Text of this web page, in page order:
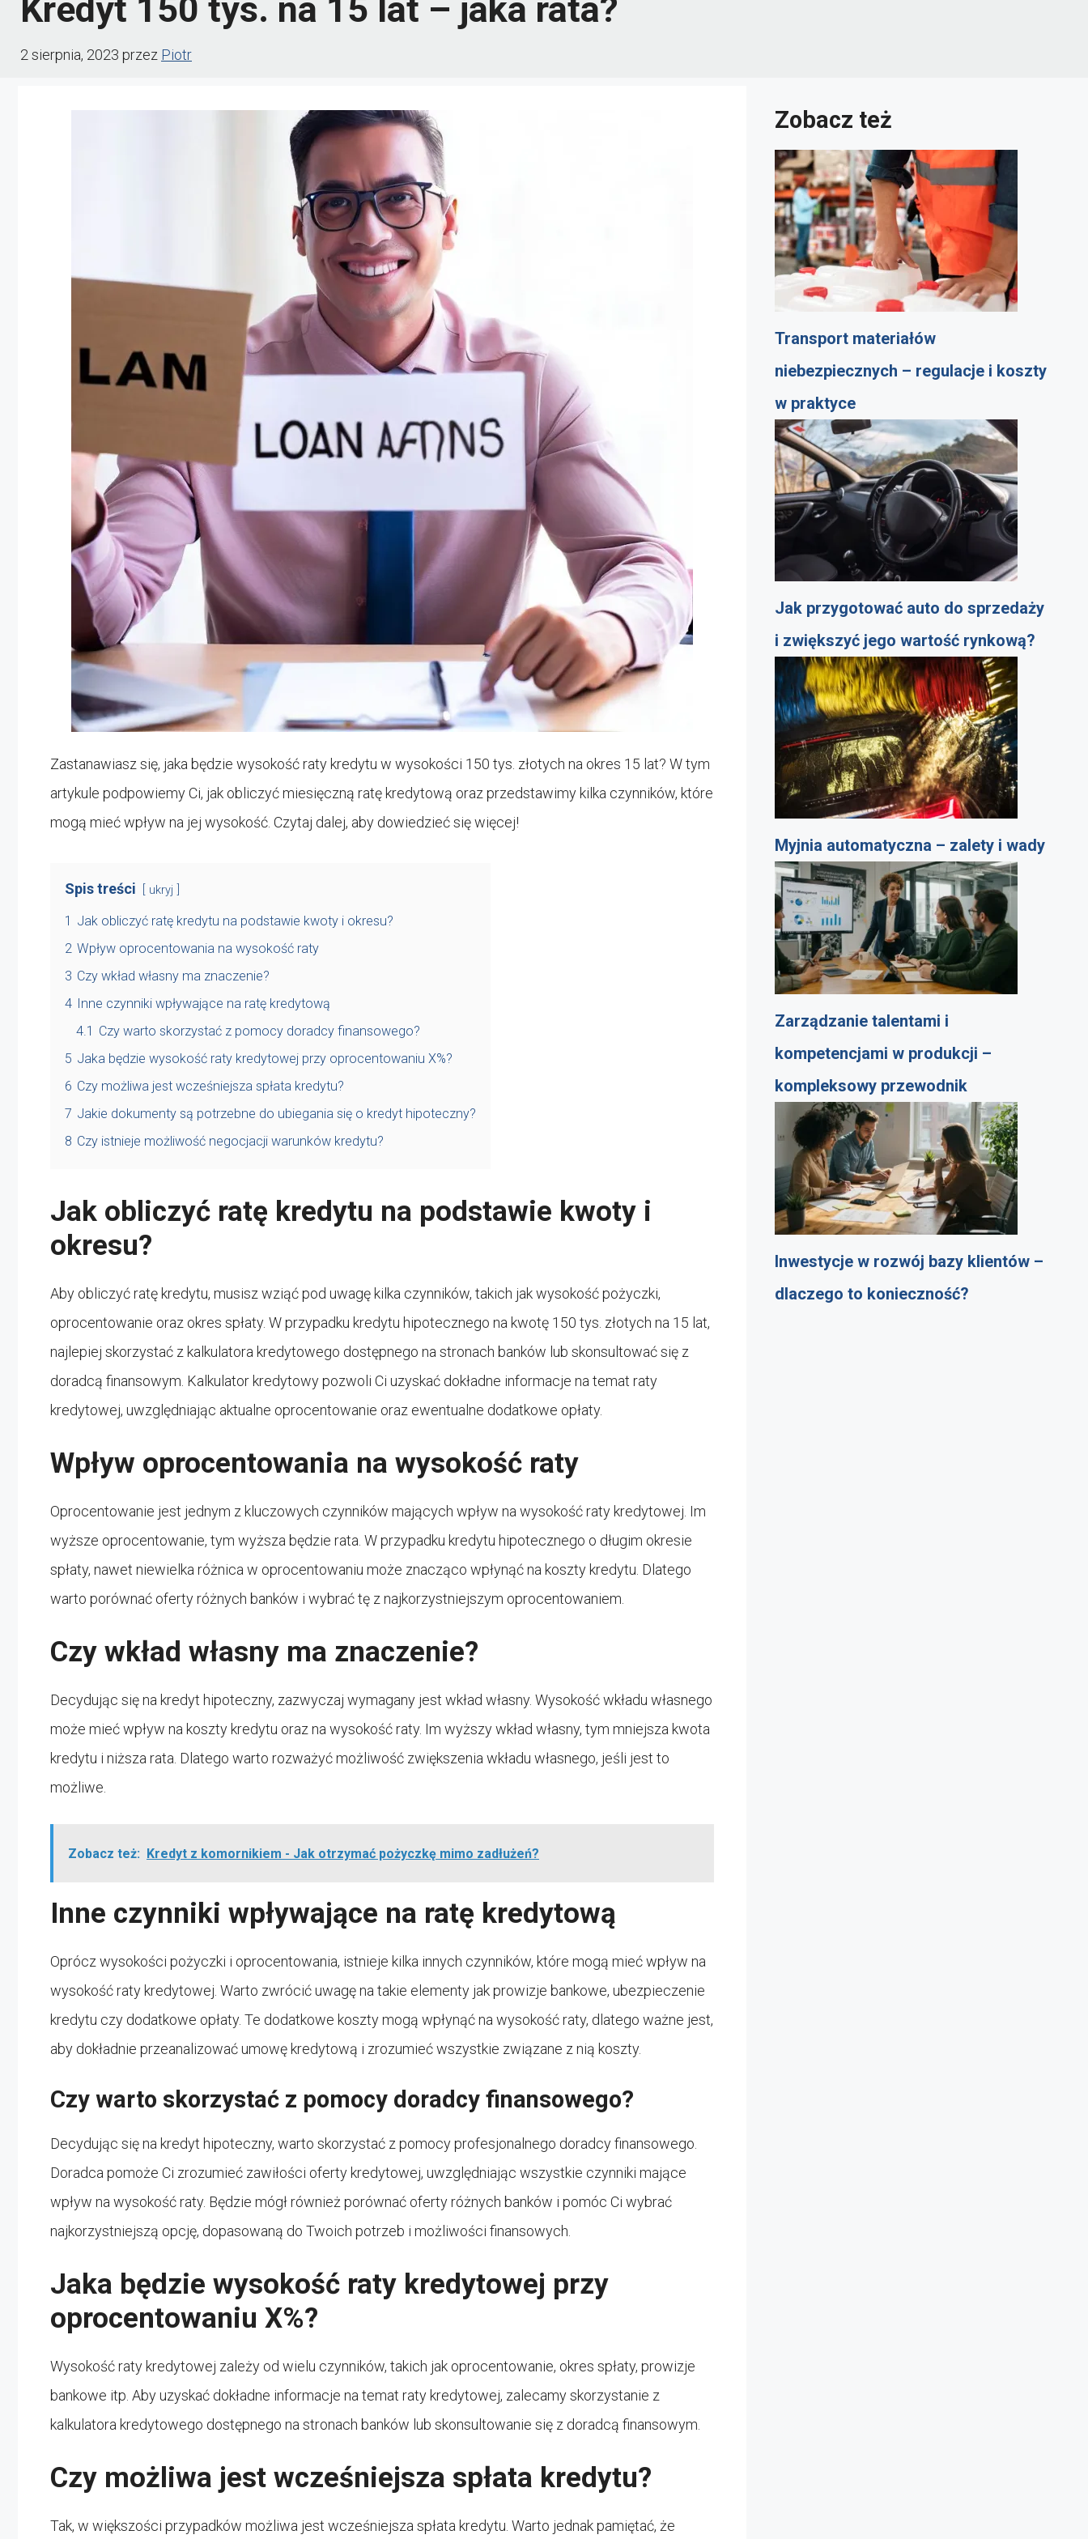
Kredyt 150 tys. na 15 lat – jaka rata?
2 sierpnia, 2023 przez Piotr
Zastanawiasz się, jaka będzie wysokość raty kredytu w wysokości 150 tys. złotych na okres 15 lat? W tym
artykule podpowiemy Ci, jak obliczyć miesięczną ratę kredytową oraz przedstawimy kilka czynników, które
mogą mieć wpływ na jej wysokość. Czytaj dalej, aby dowiedzieć się więcej!
Spis treści ukryj
1 Jak obliczyć ratę kredytu na podstawie kwoty i okresu?
2 Wpływ oprocentowania na wysokość raty
3 Czy wkład własny ma znaczenie?
4 Inne czynniki wpływające na ratę kredytową
4.1 Czy warto skorzystać z pomocy doradcy finansowego?
5 Jaka będzie wysokość raty kredytowej przy oprocentowaniu X%?
6 Czy możliwa jest wcześniejsza spłata kredytu?
7 Jakie dokumenty są potrzebne do ubiegania się o kredyt hipoteczny?
8 Czy istnieje możliwość negocjacji warunków kredytu?
Jak obliczyć ratę kredytu na podstawie kwoty i
okresu?
Aby obliczyć ratę kredytu, musisz wziąć pod uwagę kilka czynników, takich jak wysokość pożyczki,
oprocentowanie oraz okres spłaty. W przypadku kredytu hipotecznego na kwotę 150 tys. złotych na 15 lat,
najlepiej skorzystać z kalkulatora kredytowego dostępnego na stronach banków lub skonsultować się z
doradcą finansowym. Kalkulator kredytowy pozwoli Ci uzyskać dokładne informacje na temat raty
kredytowej, uwzględniając aktualne oprocentowanie oraz ewentualne dodatkowe opłaty.
Wpływ oprocentowania na wysokość raty
Oprocentowanie jest jednym z kluczowych czynników mających wpływ na wysokość raty kredytowej. Im
wyższe oprocentowanie, tym wyższa będzie rata. W przypadku kredytu hipotecznego o długim okresie
spłaty, nawet niewielka różnica w oprocentowaniu może znacząco wpłynąć na koszty kredytu. Dlatego
warto porównać oferty różnych banków i wybrać tę z najkorzystniejszym oprocentowaniem.
Czy wkład własny ma znaczenie?
Decydując się na kredyt hipoteczny, zazwyczaj wymagany jest wkład własny. Wysokość wkładu własnego
może mieć wpływ na koszty kredytu oraz na wysokość raty. Im wyższy wkład własny, tym mniejsza kwota
kredytu i niższa rata. Dlatego warto rozważyć możliwość zwiększenia wkładu własnego, jeśli jest to
możliwe.
Zobacz też: Kredyt z komornikiem - Jak otrzymać pożyczkę mimo zadłużeń?
Inne czynniki wpływające na ratę kredytową
Oprócz wysokości pożyczki i oprocentowania, istnieje kilka innych czynników, które mogą mieć wpływ na
wysokość raty kredytowej. Warto zwrócić uwagę na takie elementy jak prowizje bankowe, ubezpieczenie
kredytu czy dodatkowe opłaty. Te dodatkowe koszty mogą wpłynąć na wysokość raty, dlatego ważne jest,
aby dokładnie przeanalizować umowę kredytową i zrozumieć wszystkie związane z nią koszty.
Czy warto skorzystać z pomocy doradcy finansowego?
Decydując się na kredyt hipoteczny, warto skorzystać z pomocy profesjonalnego doradcy finansowego.
Doradca pomoże Ci zrozumieć zawiłości oferty kredytowej, uwzględniając wszystkie czynniki mające
wpływ na wysokość raty. Będzie mógł również porównać oferty różnych banków i pomóc Ci wybrać
najkorzystniejszą opcję, dopasowaną do Twoich potrzeb i możliwości finansowych.
Jaka będzie wysokość raty kredytowej przy
oprocentowaniu X%?
Wysokość raty kredytowej zależy od wielu czynników, takich jak oprocentowanie, okres spłaty, prowizje
bankowe itp. Aby uzyskać dokładne informacje na temat raty kredytowej, zalecamy skorzystanie z
kalkulatora kredytowego dostępnego na stronach banków lub skonsultowanie się z doradcą finansowym.
Czy możliwa jest wcześniejsza spłata kredytu?
Tak, w większości przypadków możliwa jest wcześniejsza spłata kredytu. Warto jednak pamiętać, że
Zobacz też
Transport materiałów
niebezpiecznych – regulacje i koszty
w praktyce
Jak przygotować auto do sprzedaży
i zwiększyć jego wartość rynkową?
Myjnia automatyczna – zalety i wady
Zarządzanie talentami i
kompetencjami w produkcji –
kompleksowy przewodnik
Inwestycje w rozwój bazy klientów –
dlaczego to konieczność?